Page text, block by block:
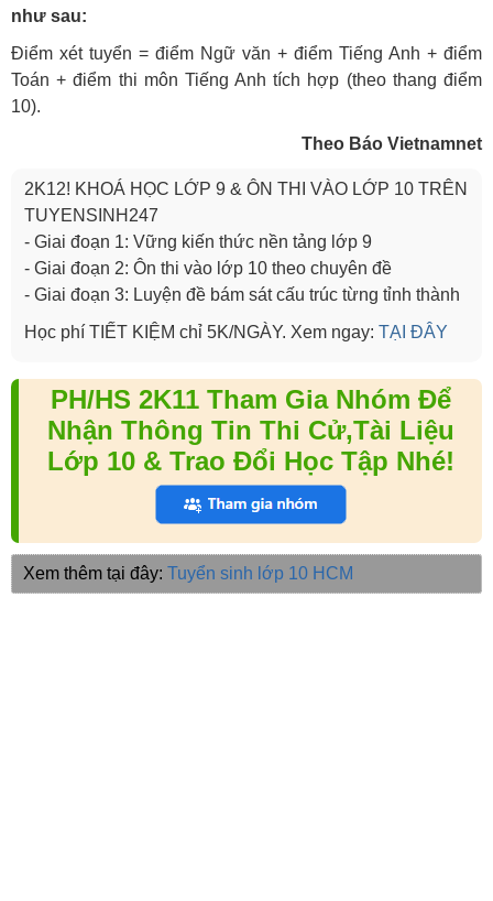
như sau:
Điểm xét tuyển = điểm Ngữ văn + điểm Tiếng Anh + điểm
Toán + điểm thi môn Tiếng Anh tích hợp (theo thang điểm
10).
Theo Báo Vietnamnet
2K12! KHOÁ HỌC LỚP 9 & ÔN THI VÀO LỚP 10 TRÊN
TUYENSINH247
- Giai đoạn 1: Vững kiến thức nền tảng lớp 9
- Giai đoạn 2: Ôn thi vào lớp 10 theo chuyên đề
- Giai đoạn 3: Luyện đề bám sát cấu trúc từng tỉnh thành
Học phí TIẾT KIỆM chỉ 5K/NGÀY. Xem ngay: TẠI ĐÂY
PH/HS 2K11 Tham Gia Nhóm Để
Nhận Thông Tin Thi Cử,Tài Liệu
Lớp 10 & Trao Đổi Học Tập Nhé!
Xem thêm tại đây: Tuyển sinh lớp 10 HCM